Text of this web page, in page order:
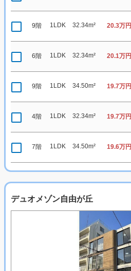
9階 1LDK 32.34m² 20.3万円
6階 1LDK 32.34m² 20.1万円
9階 1LDK 34.50m² 19.7万円
4階 1LDK 32.34m² 19.7万円
7階 1LDK 34.50m² 19.6万円
デュオメゾン自由が丘